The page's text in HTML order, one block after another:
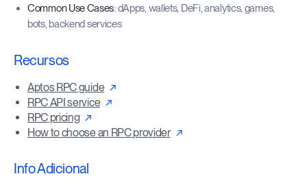
Common Use Cases: dApps, wallets, DeFi, analytics, games,
bots, backend services
Recursos
Aptos RPC guide
RPC API service
RPC pricing
How to choose an RPC provider
Info Adicional